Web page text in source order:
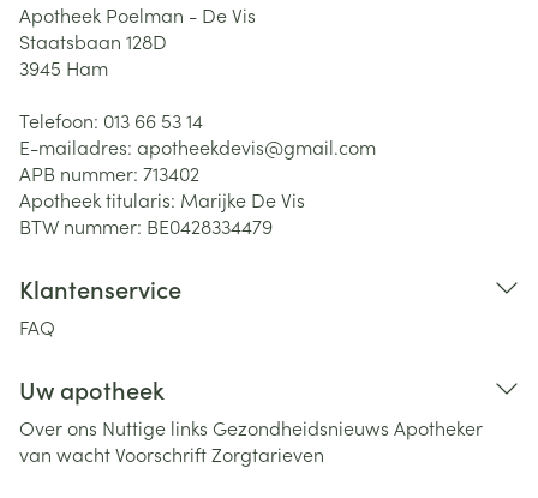
Apotheek Poelman - De Vis
Staatsbaan 128D
3945 Ham
Telefoon: 013 66 53 14
E-mailadres: apotheekdevis@gmail.com
APB nummer: 713402
Apotheek titularis: Marijke De Vis
BTW nummer: BE0428334479
Klantenservice
FAQ
Uw apotheek
Over ons Nuttige links Gezondheidsnieuws Apotheker
van wachtVoorschriftZorgtarieven